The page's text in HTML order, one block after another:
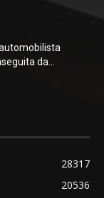
da...
28317
20536